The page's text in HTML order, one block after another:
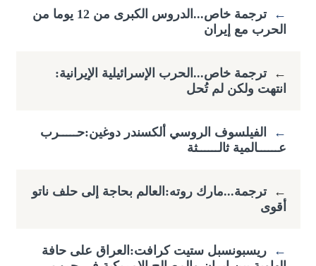
←
ترجمة خاص...الدروس الكبرى من 12 يوما من
الحرب مع إيران
← ترجمة خاص...الحرب الإسرائيلية الإيرانية:
انتهت ولكن لم تُحل
←
الفيلسوف الروسي ألكسندر دوغين:حـــــرب
عــــــالمية ثالــــــثة
← ترجمة...مارك روته:العالم بحاجة إلى حلف ناتو
أقوى
←
ريسبونسبل ستيت كرافت:العراق على حافة